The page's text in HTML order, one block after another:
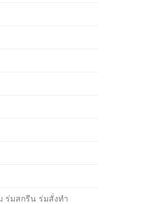
ร่มสกรีน ร่มสั่งทำ